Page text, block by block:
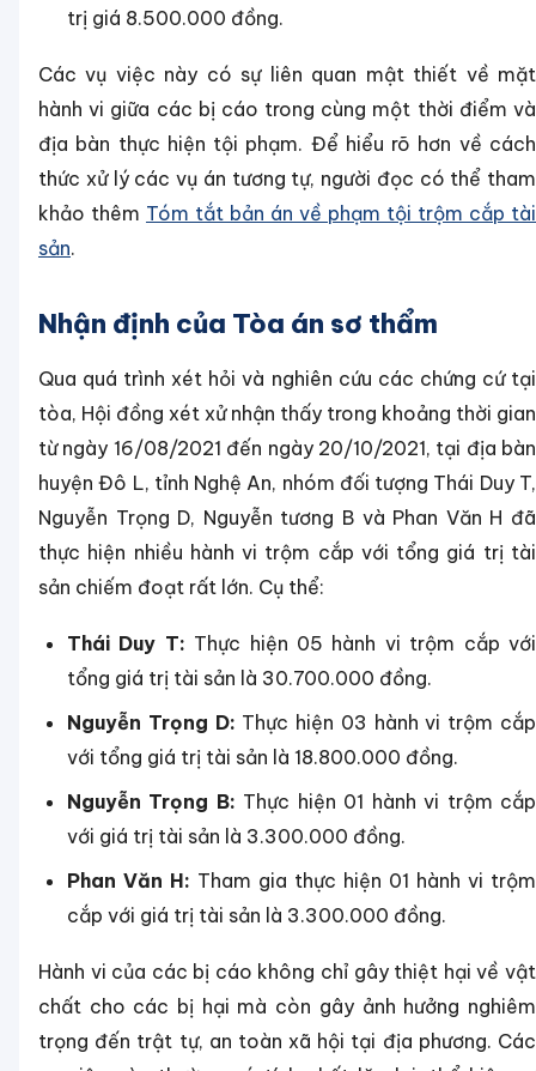
trị giá 8.500.000 đồng.
Các vụ việc này có sự liên quan mật thiết về mặt
hành vi giữa các bị cáo trong cùng một thời điểm và
địa bàn thực hiện tội phạm. Để hiểu rõ hơn về cách
thức xử lý các vụ án tương tự, người đọc có thể tham
khảo thêm Tóm tắt bản án về phạm tội trộm cắp tài
sản.
Nhận định của Tòa án sơ thẩm
Qua quá trình xét hỏi và nghiên cứu các chứng cứ tại
tòa, Hội đồng xét xử nhận thấy trong khoảng thời gian
từ ngày 16/08/2021 đến ngày 20/10/2021, tại địa bàn
huyện Đô L, tỉnh Nghệ An, nhóm đối tượng Thái Duy T,
Nguyễn Trọng D, Nguyễn tương B và Phan Văn H đã
thực hiện nhiều hành vi trộm cắp với tổng giá trị tài
sản chiếm đoạt rất lớn. Cụ thể:
Thái Duy T: Thực hiện 05 hành vi trộm cắp với
tổng giá trị tài sản là 30.700.000 đồng.
Nguyễn Trọng D: Thực hiện 03 hành vi trộm cắp
với tổng giá trị tài sản là 18.800.000 đồng.
Nguyễn Trọng B: Thực hiện 01 hành vi trộm cắp
với giá trị tài sản là 3.300.000 đồng.
Phan Văn H: Tham gia thực hiện 01 hành vi trộm
cắp với giá trị tài sản là 3.300.000 đồng.
Hành vi của các bị cáo không chỉ gây thiệt hại về vật
chất cho các bị hại mà còn gây ảnh hưởng nghiêm
trọng đến trật tự, an toàn xã hội tại địa phương. Các